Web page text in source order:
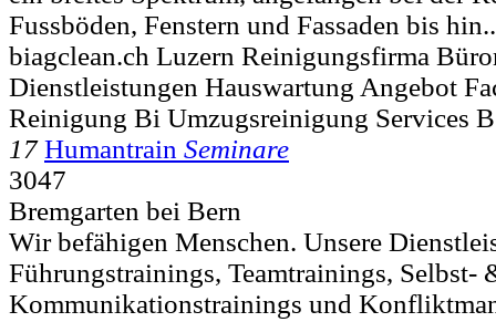
Fussböden, Fenstern und Fassaden bis hin..
biagclean.ch Luzern Reinigungsfirma
Dienstleistungen Hauswartung Angebot
Reinigung Bi Umzugsreinigung Services
17 Humantrain Seminare
3047
Bremgarten bei Bern
Wir befähigen Menschen. Unsere
Führungstrainings, Teamtrainings, Selbst-
Kommunikationstrainings und